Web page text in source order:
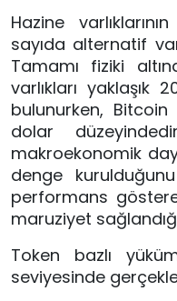
Hazine
sayıda alternatif
Tamamı fiziki
varlıkları yaklaşık
bulunurken, Bitcoin
dolar
makroekonomik
denge
performans
maruziyet
Token bazlı
seviyesinde